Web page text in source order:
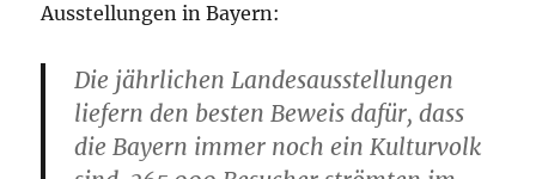
Ausstellungen in Bayern:
Die jährlichen Landesausstellungen
liefern den besten Beweis dafür, dass
die Bayern immer noch ein Kulturvolk